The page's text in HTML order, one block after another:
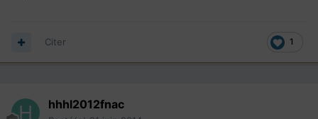
1
Citer
hhhl2012fnac